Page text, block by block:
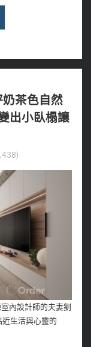
奶茶色自然
出小臥榻讓
內設計師的夫妻劉
生活與心靈的